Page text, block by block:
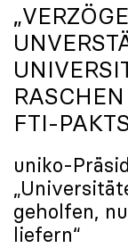
FTI-
uniko-
geholfen,
liefern“